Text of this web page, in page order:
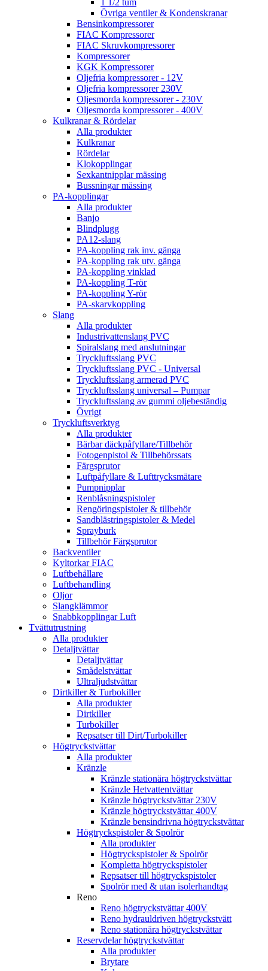
1 1/2 tum
Övriga ventiler & Kondenskranar
Bensinkompressorer
FIAC Kompressorer
FIAC Skruvkompressorer
Kompressorer
KGK Kompressorer
Oljefria kompressorer - 12V
Oljefria kompressorer 230V
Oljesmorda kompressorer - 230V
Oljesmorda kompressorer - 400V
Kulkranar & Rördelar
Alla produkter
Kulkranar
Rördelar
Klokopplingar
Sexkantnipplar mässing
Bussningar mässing
PA-kopplingar
Alla produkter
Banjo
Blindplugg
PA12-slang
PA-koppling rak inv. gänga
PA-koppling rak utv. gänga
PA-koppling vinklad
PA-koppling T-rör
PA-koppling Y-rör
PA-skarvkoppling
Slang
Alla produkter
Industrivattenslang PVC
Spiralslang med anslutningar
Tryckluftsslang PVC
Tryckluftsslang PVC - Universal
Tryckluftsslang armerad PVC
Tryckluftsslang universal – Pumpar
Tryckluftsslang av gummi oljebeständig
Övrigt
Tryckluftsverktyg
Alla produkter
Bärbar däckpåfyllare/Tillbehör
Fotogenpistol & Tillbehörssats
Färgsprutor
Luftpåfyllare & Lufttrycksmätare
Pumpnipplar
Renblåsningspistoler
Rengöringspistoler & tillbehör
Sandblästringspistoler & Medel
Sprayburk
Tillbehör Färgsprutor
Backventiler
Kyltorkar FIAC
Luftbehållare
Luftbehandling
Oljor
Slangklämmor
Snabbkopplingar Luft
Tvättutrustning
Alla produkter
Detaljtvättar
Detaljtvättar
Smådelstvättar
Ultraljudstvättar
Dirtkiller & Turbokiller
Alla produkter
Dirtkiller
Turbokiller
Repsatser till Dirt/Turbokiller
Högtryckstvättar
Alla produkter
Kränzle
Kränzle stationära högtryckstvättar
Kränzle Hetvattentvättar
Kränzle högtryckstvättar 230V
Kränzle högtryckstvättar 400V
Kränzle bensindrivna högtryckstvättar
Högtryckspistoler & Spolrör
Alla produkter
Högtryckspistoler & Spolrör
Kompletta högtryckspistoler
Repsatser till högtryckspistoler
Spolrör med & utan isolerhandtag
Reno
Reno högtryckstvättar 400V
Reno hydrauldriven högtryckstvätt
Reno stationära högtryckstvättar
Reservdelar högtryckstvättar
Alla produkter
Brytare